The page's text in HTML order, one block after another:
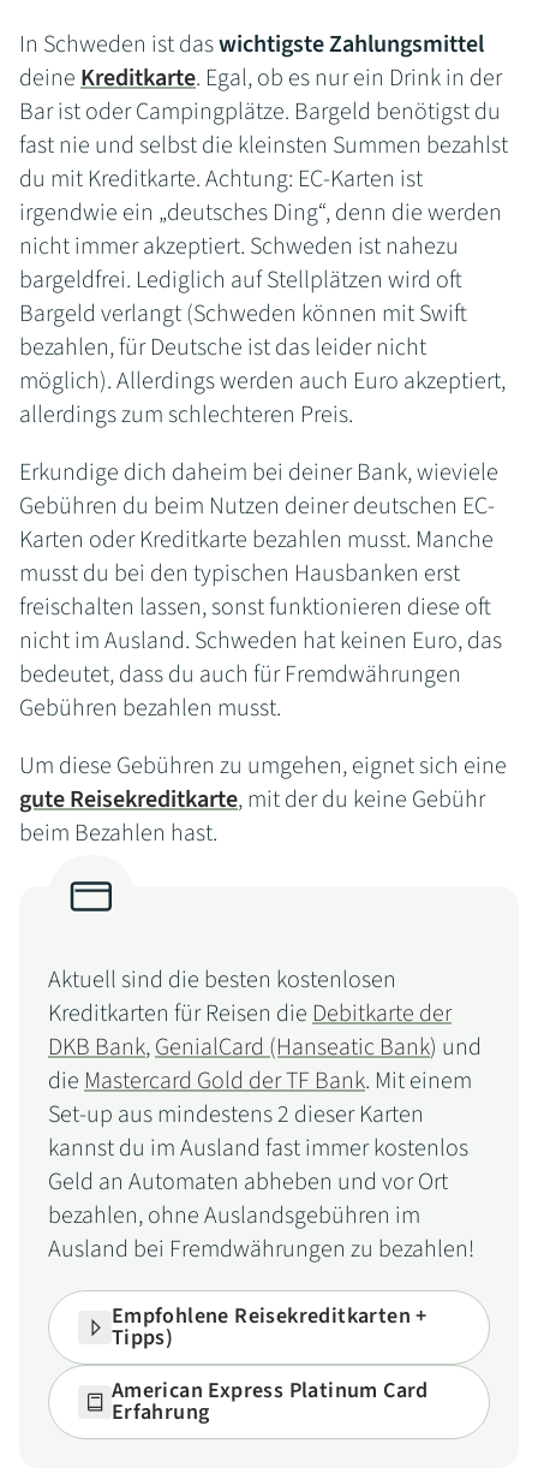
In Schweden ist daswichtigste Zahlungsmittel
deineKreditkarte. Egal, ob es nur ein Drink in der
Bar ist oder Campingplätze. Bargeld benötigst du
fast nie und selbst die kleinsten Summen bezahlst
du mit Kreditkarte. Achtung: EC-Karten ist
irgendwie ein „deutsches Ding“, denn die werden
nicht immer akzeptiert. Schweden ist nahezu
bargeldfrei. Lediglich auf Stellplätzen wird oft
Bargeld verlangt (Schweden können mit Swift
bezahlen, für Deutsche ist das leider nicht
möglich). Allerdings werden auch Euro akzeptiert,
allerdings zum schlechteren Preis.
Erkundige dich daheim bei deiner Bank, wieviele
Gebühren du beim Nutzen deiner deutschen EC-
Karten oder Kreditkarte bezahlen musst. Manche
musst du bei den typischen Hausbanken erst
freischalten lassen, sonst funktionieren diese oft
nicht im Ausland. Schweden hat keinen Euro, das
bedeutet, dass du auch für Fremdwährungen
Gebühren bezahlen musst.
Um diese Gebühren zu umgehen, eignet sich eine
gute Reisekreditkarte, mit der du keine Gebühr
beim Bezahlen hast.
Aktuell sind die besten kostenlosen
Kreditkarten für Reisen dieDebitkarte der
DKB Bank,GenialCard (Hanseatic Bank) und
dieMastercard Gold der TF Bank. Mit einem
Set-up aus mindestens 2 dieser Karten
kannst du im Ausland fast immer kostenlos
Geld an Automaten abheben und vor Ort
bezahlen, ohne Auslandsgebühren im
Ausland bei Fremdwährungen zu bezahlen!
Empfohlene Reisekreditkarten +
Tipps)
American Express Platinum Card
Erfahrung